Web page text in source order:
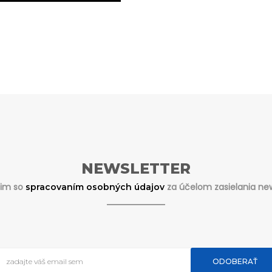
NEWSLETTER
so spracovaním osobných údajov za účelom zasielania
ODOBERAŤ